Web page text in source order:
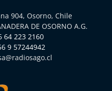
904, Osorno, Chile
DE OSORNO A.G.
64 223 2160
9 57244942